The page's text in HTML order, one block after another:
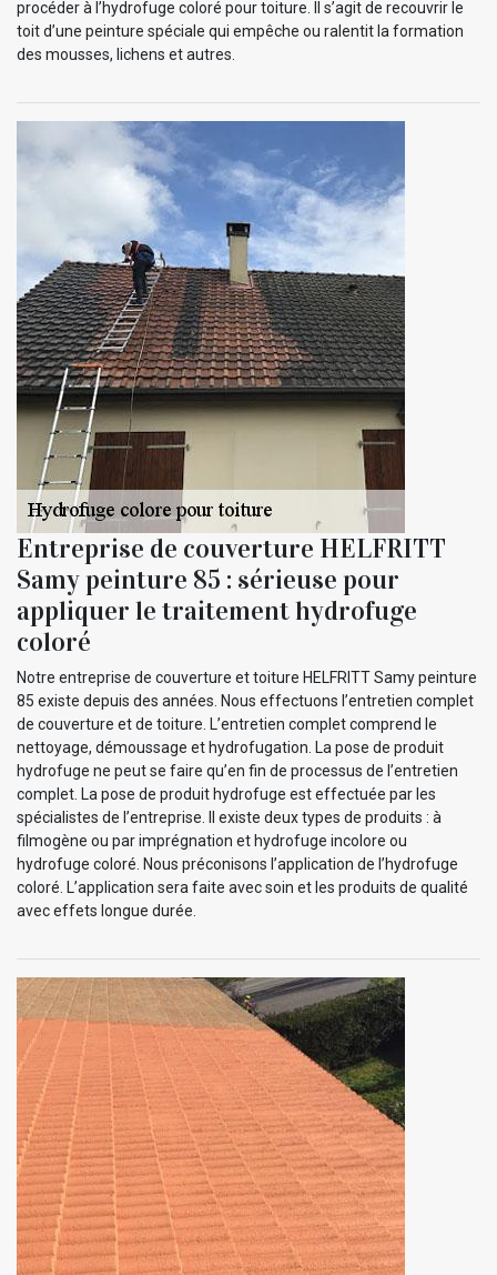
procéder à l’hydrofuge coloré pour toiture. Il s’agit de recouvrir le
toit d’une peinture spéciale qui empêche ou ralentit la formation
des mousses, lichens et autres.
Entreprise de couverture HELFRITT
Samy peinture 85 : sérieuse pour
appliquer le traitement hydrofuge
coloré
Notre entreprise de couverture et toiture HELFRITT Samy peinture
85 existe depuis des années. Nous effectuons l’entretien complet
de couverture et de toiture. L’entretien complet comprend le
nettoyage, démoussage et hydrofugation. La pose de produit
hydrofuge ne peut se faire qu’en fin de processus de l’entretien
complet. La pose de produit hydrofuge est effectuée par les
spécialistes de l’entreprise. Il existe deux types de produits : à
filmogène ou par imprégnation et hydrofuge incolore ou
hydrofuge coloré. Nous préconisons l’application de l’hydrofuge
coloré. L’application sera faite avec soin et les produits de qualité
avec effets longue durée.